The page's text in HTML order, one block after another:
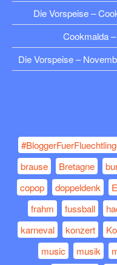
Die Vorspeise –
Cookmalda
Die Vorspeise –
brause
Bretagne
copop
doppeldenk
frahm
fussball
karneval
konzert
music
musik